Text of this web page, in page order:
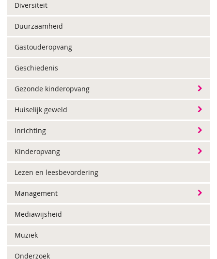
Diversiteit
Duurzaamheid
Gastouderopvang
Geschiedenis
Gezonde kinderopvang
Huiselijk geweld
Inrichting
Kinderopvang
Lezen en leesbevordering
Management
Mediawijsheid
Muziek
Onderzoek